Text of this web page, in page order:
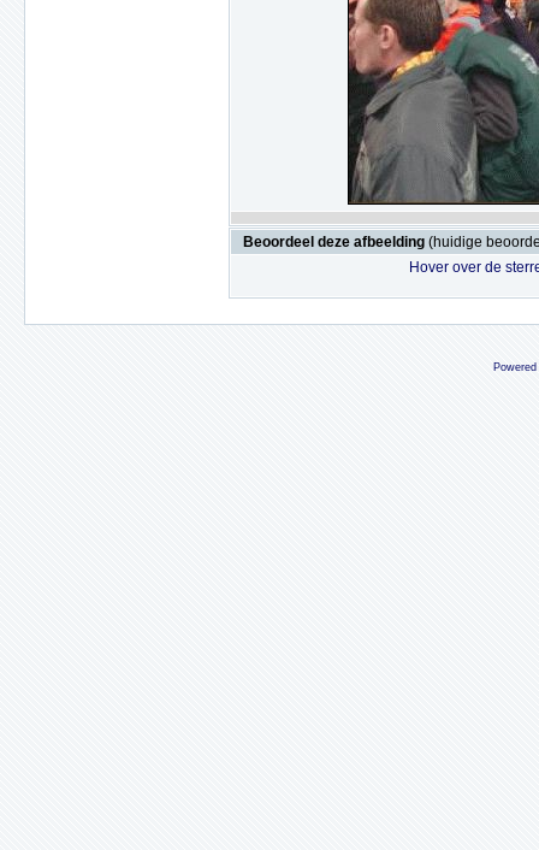
Beoordeel deze afbeelding (huidige
Hover over de